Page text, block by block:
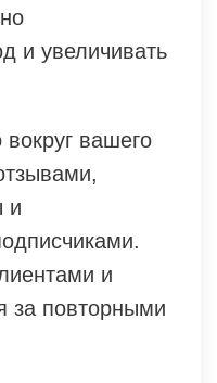
и увеличивать
вашего
и
и
за повторными